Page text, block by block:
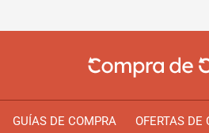
GUÍAS DE COMPRA OFERTAS DE